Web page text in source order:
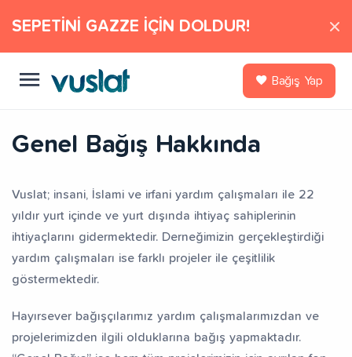
SEPETİNİ GAZZE İÇİN DOLDUR!
Bağış Yap
Genel Bağış Hakkında
Vuslat; insani, İslami ve irfani yardım çalışmaları ile 22
yıldır yurt içinde ve yurt dışında ihtiyaç sahiplerinin
ihtiyaçlarını gidermektedir. Derneğimizin gerçekleştirdiği
yardım çalışmaları ise farklı projeler ile çeşitlilik
göstermektedir.
Hayırsever bağışçılarımız yardım çalışmalarımızdan ve
projelerimizden ilgili olduklarına bağış yapmaktadır.